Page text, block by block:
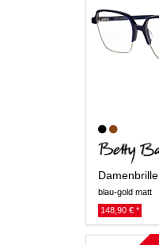
Damenbrille
blau-gold matt
148,90 € *